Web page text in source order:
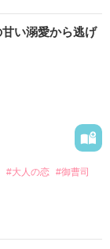
い溺愛から逃げ
#大人の恋 #御曹司